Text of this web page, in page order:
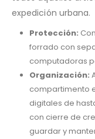
expedición urbana.
Protección:
forrado con
computadoras
Organización:
compartimento
digitales de
con cierre de
guardar y